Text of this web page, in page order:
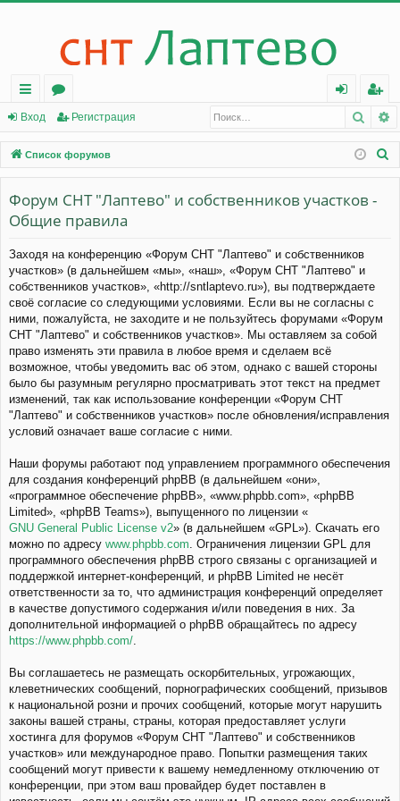
с
ы
лк
и
о
ру
м
ы
д
ег
ис
тр
ац
Вход Регистрация
Список форумов
Форум СНТ "Лаптево" и собственников участков -
Общие правила
Заходя на конференцию «Форум СНТ "Лаптево" и собственников
участков» (в дальнейшем «мы», «наш», «Форум СНТ "Лаптево" и
собственников участков», «http://sntlaptevo.ru»), вы подтверждаете
своё согласие со следующими условиями. Если вы не согласны с
ними, пожалуйста, не заходите и не пользуйтесь форумами «Форум
СНТ "Лаптево" и собственников участков». Мы оставляем за собой
право изменять эти правила в любое время и сделаем всё
возможное, чтобы уведомить вас об этом, однако с вашей стороны
было бы разумным регулярно просматривать этот текст на предмет
изменений, так как использование конференции «Форум СНТ
"Лаптево" и собственников участков» после обновления/исправления
условий означает ваше согласие с ними.
Наши форумы работают под управлением программного обеспечения
для создания конференций phpBB (в дальнейшем «они»,
«программное обеспечение phpBB», «www.phpbb.com», «phpBB
Limited», «phpBB Teams»), выпущенного по лицензии «
GNU General Public License v2» (в дальнейшем «GPL»). Скачать его
можно по адресу www.phpbb.com . Ограничения лицензии GPL для
программного обеспечения phpBB строго связаны с организацией и
поддержкой интернет-конференций, и phpBB Limited не несёт
ответственности за то, что администрация конференций определяет
в качестве допустимого содержания и/или поведения в них. За
дополнительной информацией о phpBB обращайтесь по адресу
https://www.phpbb.com/
Вы соглашаетесь не размещать оскорбительных, угрожающих,
клеветнических сообщений, порнографических сообщений, призывов
к национальной розни и прочих сообщений, которые могут нарушить
законы вашей страны, страны, которая предоставляет услуги
хостинга для форумов «Форум СНТ "Лаптево" и собственников
участков» или международное право. Попытки размещения таких
сообщений могут привести к вашему немедленному отключению от
конференции, при этом ваш провайдер будет поставлен в